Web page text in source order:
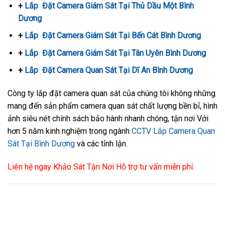
+ Lắp Đặt Camera Giám Sát Tại Thủ Dầu Một Bình
Dương
+ Lắp Đặt Camera Giám Sát Tại Bến Cát Bình Dương
+ Lắp Đặt Camera Giám Sát Tại Tân Uyên Bình Dương
+ Lắp Đặt Camera Quan Sát Tại Dĩ An Bình Dương
Công ty lắp đặt camera quan sát của chúng tôi không những
mang đến sản phẩm camera quan sát chất lượng bền bỉ, hình
ảnh siêu nét chính sách bảo hành nhanh chóng, tận nơi Với
hơn 5 năm kinh nghiệm trong ngành CCTV Lắp Camera Quan
Sát Tại Bình Dương và các tỉnh lận.
Liên hệ ngay Khảo Sát Tận Nơi Hỗ trợ tư vấn miễn phí.